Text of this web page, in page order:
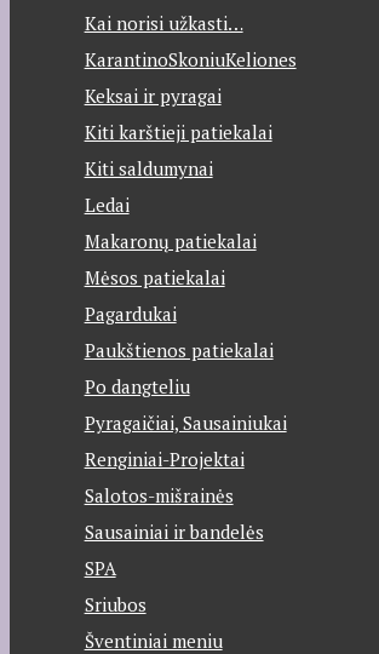
Kai norisi užkasti…
KarantinoSkoniuKeliones
Keksai ir pyragai
Kiti karštieji patiekalai
Kiti saldumynai
Ledai
Makaronų patiekalai
Mėsos patiekalai
Pagardukai
Paukštienos patiekalai
Po dangteliu
Pyragaičiai, Sausainiukai
Renginiai-Projektai
Salotos-mišrainės
Sausainiai ir bandelės
SPA
Sriubos
Šventiniai meniu